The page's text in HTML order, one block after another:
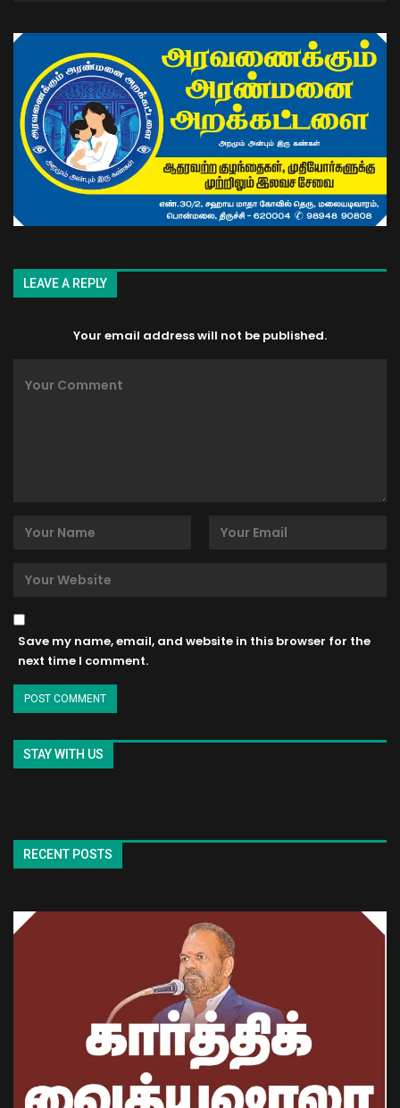
LEAVE A REPLY
Your email address will not be published.
Save my name, email, and website in this browser for the
next time I comment.
STAY WITH US
RECENT POSTS